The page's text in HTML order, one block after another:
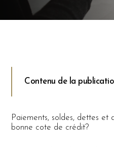
Contenu de la
Paiements, soldes, dettes et
bonne cote de crédit?